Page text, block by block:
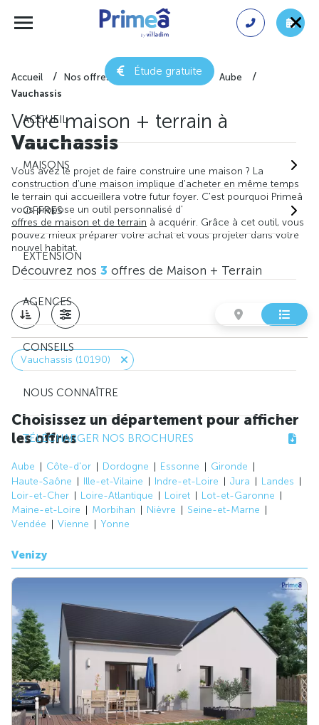
Étude gratuite
ACCUEIL
MAISONS
OFFRES
EXTENSION
AGENCES
CONSEILS
NOUS CONNAÎTRE
TÉLÉCHARGER NOS BROCHURES
Accueil Nos offres de maison + terrain
Aube
Vauchassis
Votre maison + terrain à
Vauchassis
Vous avez le projet de faire construire une maison ? La
construction d'une maison implique d'acheter en même temps
le terrain qui accueillera votre futur foyer. C'est pourquoi Primeâ
vous propose un outil personnalisé d'
offres de maison et de terrain à acquérir. Grâce à cet outil, vous
pouvez mieux préparer votre achat et vous projeter dans votre
nouvel habitat.
Découvrez nos 3 offres de Maison + Terrain
Vauchassis (10190)
Choisissez un département pour afficher
les offres
Aube Côte-d'or Dordogne Essonne
Gironde
Haute-Saône
Ille-et-Vilaine Indre-et-Loire Jura
Landes
Loir-et-Cher
Loire-Atlantique Loiret
Lot-et-Garonne
Maine-et-Loire
Morbihan Nièvre
Seine-et-Marne
Vendée
Vienne Yonne
Venizy